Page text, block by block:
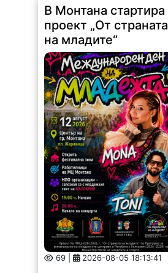
В Монтана стартира
проект „От страната
на младите“
69 | 2026-08-05 18:13:41